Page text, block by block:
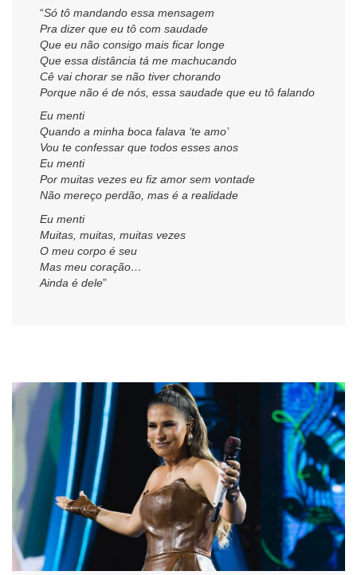
“Só tô mandando essa mensagem
Pra dizer que eu tô com saudade
Que eu não consigo mais ficar longe
Que essa distância tá me machucando
Cê vai chorar se não tiver chorando
Porque não é de nós, essa saudade que eu tô falando
Eu menti
Quando a minha boca falava ‘te amo’
Vou te confessar que todos esses anos
Eu menti
Por muitas vezes eu fiz amor sem vontade
Não mereço perdão, mas é a realidade
Eu menti
Muitas, muitas, muitas vezes
O meu corpo é seu
Mas meu coração…
Ainda é dele”